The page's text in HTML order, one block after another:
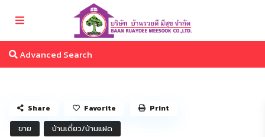
Advanced Search
ขาย บ้านเดี่ยว/บ้านแฝด
Share Favorite Print